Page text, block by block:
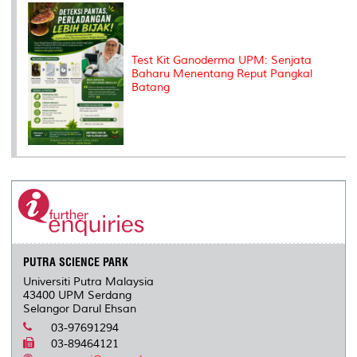
Test Kit Ganoderma UPM: Senjata
Baharu Menentang Reput Pangkal
Batang
PUTRA SCIENCE PARK
Universiti Putra Malaysia
43400 UPM Serdang
Selangor Darul Ehsan
03-97691294
03-89464121